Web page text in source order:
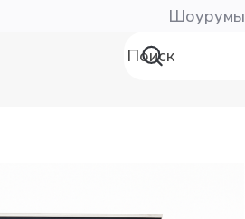
Шоурумы